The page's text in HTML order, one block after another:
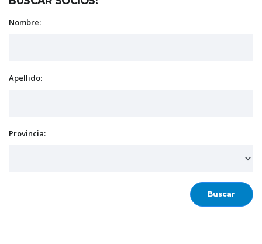
Nombre:
Apellido:
Provincia:
Buscar